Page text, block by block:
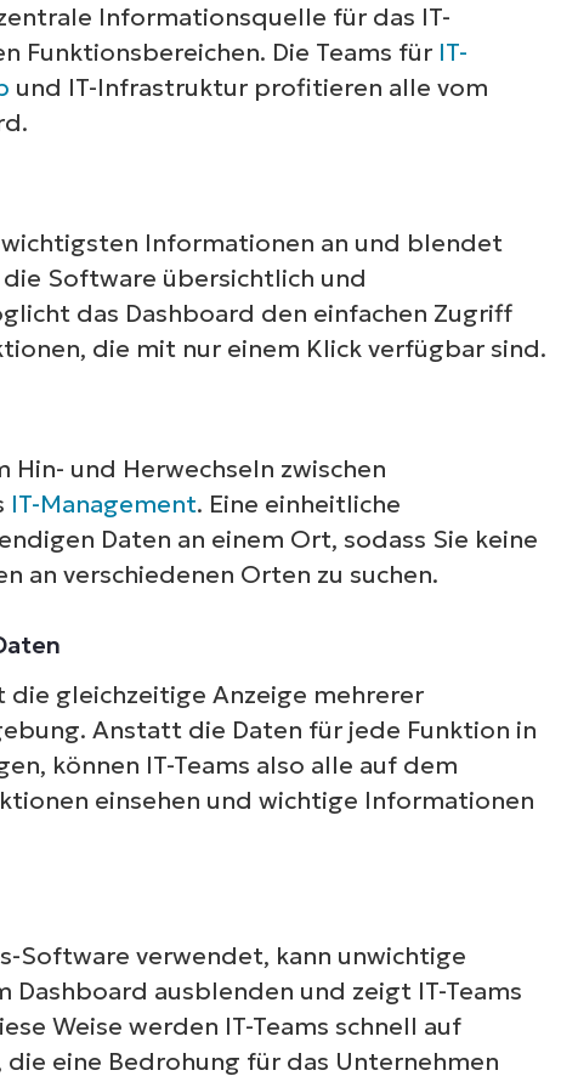
Informationsquelle für das IT-
Funktionsbereichen. Die Teams für IT-
und IT-Infrastruktur profitieren alle vom
Informationen an und blendet
Software übersichtlich und
das Dashboard den einfachen Zugriff
die mit nur einem Klick verfügbar sind.
und Herwechseln zwischen
IT-Management. Eine einheitliche
Daten an einem Ort, sodass Sie keine
an verschiedenen Orten zu suchen.
gleichzeitige Anzeige mehrerer
Anstatt die Daten für jede Funktion in
können IT-Teams also alle auf dem
einsehen und wichtige Informationen
Software verwendet, kann unwichtige
ausblenden und zeigt IT-Teams
Weise werden IT-Teams schnell auf
eine Bedrohung für das Unternehmen